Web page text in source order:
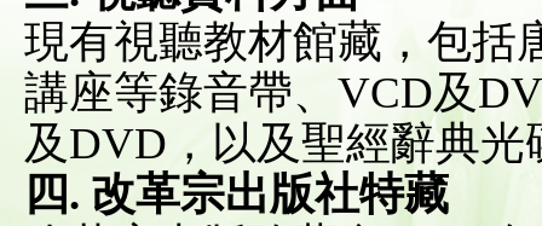
現有視聽教材館藏，包括
講座等錄音帶、VCD及
及DVD，以及聖經辭典
四. 改革宗出版社特藏